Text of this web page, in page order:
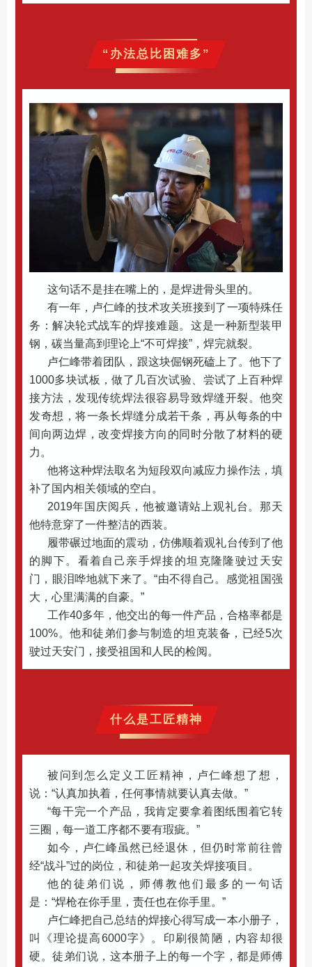
“办法总比困难多”
这句话不是挂在嘴上的，是焊进骨头里的。
有一年，卢仁峰的技术攻关班接到了一项特殊任
务：解决轮式战车的焊接难题。这是一种新型装甲
钢，碳当量高到理论上“不可焊接”，焊完就裂。
卢仁峰带着团队，跟这块倔钢死磕上了。他下了
1000多块试板，做了几百次试验、尝试了上百种焊
接方法，发现传统焊法很容易导致焊缝开裂。他突
发奇想，将一条长焊缝分成若干条，再从每条的中
间向两边焊，改变焊接方向的同时分散了材料的硬
力。
他将这种焊法取名为短段双向减应力操作法，填
补了国内相关领域的空白。
2019年国庆阅兵，他被邀请站上观礼台。那天
他特意穿了一件整洁的西装。
履带碾过地面的震动，仿佛顺着观礼台传到了他
的脚下。看着自己亲手焊接的坦克隆隆驶过天安
门，眼泪哗地就下来了。“由不得自己。感觉祖国强
大，心里满满的自豪。”
工作40多年，他交出的每一件产品，合格率都是
100%。他和徒弟们参与制造的坦克装备，已经5次
驶过天安门，接受祖国和人民的检阅。
什么是工匠精神
被问到怎么定义工匠精神，卢仁峰想了想，
说：“认真加执着，任何事情就要认真去做。”
“每干完一个产品，我肯定要拿着图纸围着它转
三圈，每一道工序都不要有瑕疵。”
如今，卢仁峰虽然已经退休，但仍时常前往曾
经“战斗”过的岗位，和徒弟一起攻关焊接项目。
他的徒弟们说，师傅教他们最多的一句话
是：“焊枪在你手里，责任也在你手里。”
卢仁峰把自己总结的焊接心得写成一本小册子，
叫《理论提高6000字》。印刷很简陋，内容却很
硬。徒弟们说，这本册子上的每一个字，都是师傅